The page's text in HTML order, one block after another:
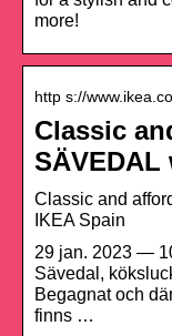
more!
http s://
Classic
Classic and
IKEA Spain
29 jan. 2023 —
Sävedal,
Begagnat och
finns …